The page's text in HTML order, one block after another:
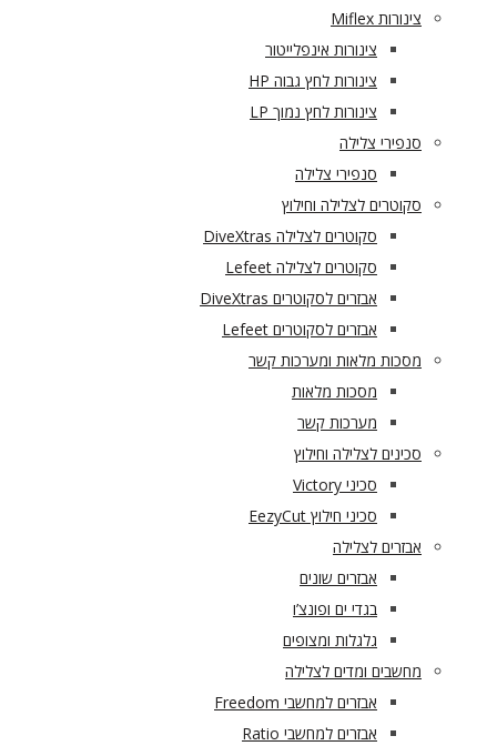
צינורות Miflex
צינורות אינפלייטור
צינורות לחץ גבוה HP
צינורות לחץ נמוך LP
סנפירי צלילה
סנפירי צלילה
סקוטרים לצלילה וחילוץ
סקוטרים לצלילה DiveXtras
סקוטרים לצלילה Lefeet
אבזרים לסקוטרים DiveXtras
אבזרים לסקוטרים Lefeet
מסכות מלאות ומערכות קשר
מסכות מלאות
מערכות קשר
סכינים לצלילה וחילוץ
סכיני Victory
סכיני חילוץ EezyCut
אבזרים לצלילה
אבזרים שונים
בגדי ים ופונצ’ו
גלגלות ומצופים
מחשבים ומדים לצלילה
אבזרים למחשבי Freedom
אבזרים למחשבי Ratio